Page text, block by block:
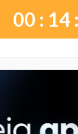
00 : 14: